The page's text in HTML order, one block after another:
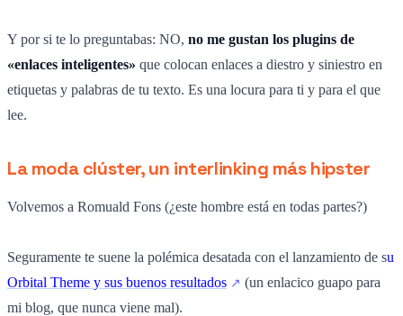
Y por si te lo preguntabas: NO, no me gustan los plugins de
«enlaces inteligentes» que colocan enlaces a diestro y siniestro en
etiquetas y palabras de tu texto. Es una locura para ti y para el que
lee.
La moda clúster, un interlinking más hipster
Volvemos a Romuald Fons (¿este hombre está en todas partes?)
Seguramente te suene la polémica desatada con el lanzamiento de su
Orbital Theme y sus buenos resultados
(un enlacico guapo para
mi blog, que nunca viene mal).